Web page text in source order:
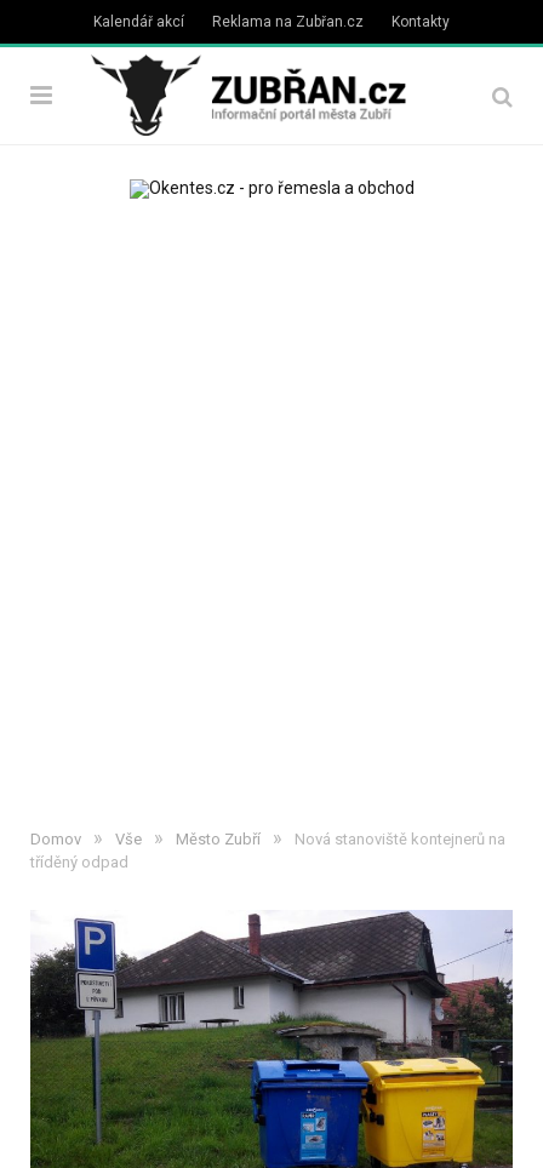
Kalendář akcí Reklama na Zubřan.cz Kontakty
Domov » Vše » Město Zubří »
Nová stanoviště kontejnerů na
tříděný odpad